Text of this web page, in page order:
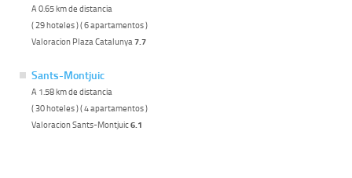
A 0.65 km de distancia
( 29 hoteles ) ( 6 apartamentos )
Valoracion Plaza Catalunya 7.7
Sants-Montjuic
A 1.58 km de distancia
( 30 hoteles ) ( 4 apartamentos )
Valoracion Sants-Montjuic6.1